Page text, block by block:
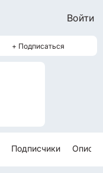
Войти
+ Подписаться
Подписчики